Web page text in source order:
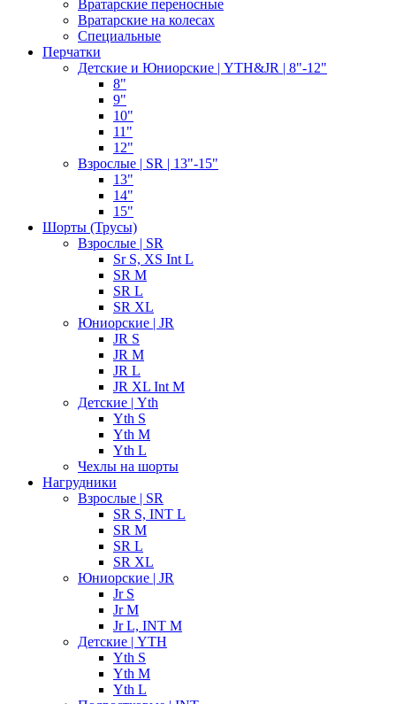
Вратарские переносные
Вратарские на колесах
Специальные
Перчатки
Детские и Юниорские | YTH&JR | 8"-12"
8"
9"
10"
11"
12"
Взрослые | SR | 13"-15"
13"
14"
15"
Шорты (Трусы)
Взрослые | SR
Sr S, XS Int L
SR M
SR L
SR XL
Юниорские | JR
JR S
JR M
JR L
JR XL Int M
Детские | Yth
Yth S
Yth M
Yth L
Чехлы на шорты
Нагрудники
Взрослые | SR
SR S, INT L
SR M
SR L
SR XL
Юниорские | JR
Jr S
Jr M
Jr L, INT M
Детские | YTH
Yth S
Yth M
Yth L